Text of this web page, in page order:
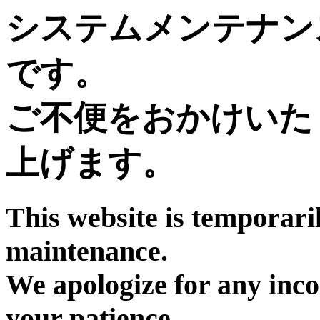
システムメンテナ
です。
ご不便をおかけい
上げます。
This website is
maintenance.
We apologize for any